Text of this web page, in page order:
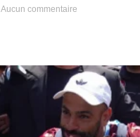
Aucun commentaire